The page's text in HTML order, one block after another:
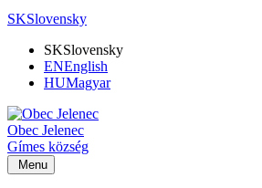
SKSlovensky
SKSlovensky
ENEnglish
HUMagyar
Obec Jelenec
Gímes község
Menu